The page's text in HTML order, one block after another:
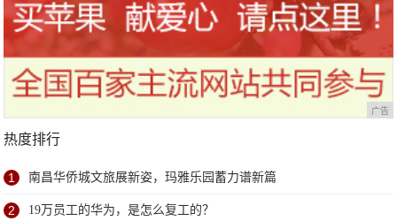
广告
热度排行
1 南昌华侨城文旅展新姿，玛雅乐园蓄力谱新篇
2 19万员工的华为，是怎么复工的？